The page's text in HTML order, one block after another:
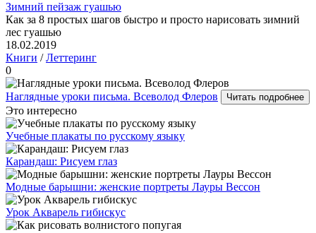
Зимний пейзаж гуашью
Как за 8 простых шагов быстро и просто нарисовать зимний
лес гуашью
18.02.2019
Книги /Леттеринг
0
Наглядные уроки письма. Всеволод Флеров Читать подробнее
Это интересно
Учебные плакаты по русскому языку
Карандаш: Рисуем глаз
Модные барышни: женские портреты Лауры Вессон
Урок Акварель гибискус